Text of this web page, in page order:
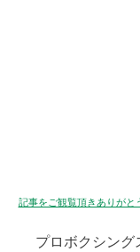
記事をご観覧頂きありがと
プロボクシング